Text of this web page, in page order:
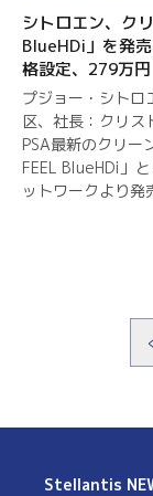
シトロエン、ク
BlueHDi」を発
格設定、279万円
プジョー・シトロ
区、社長：クリ
PSA最新のクリー
FEEL BlueHDi」
ットワークより発
Stellantis